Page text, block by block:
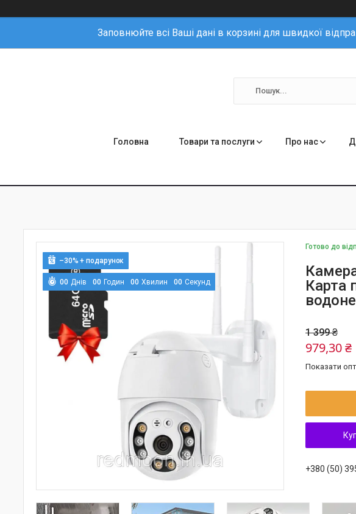
Заповнюйте всі Ваші дані в корзині для швидкої
Головна Товари та послуги Про нас
–30%
00 Днів 00 Годин 00 Хвилин 00 Секунд
Готово до
Карта
1 399 ₴
979,30 ₴
Показати
+380 (50)